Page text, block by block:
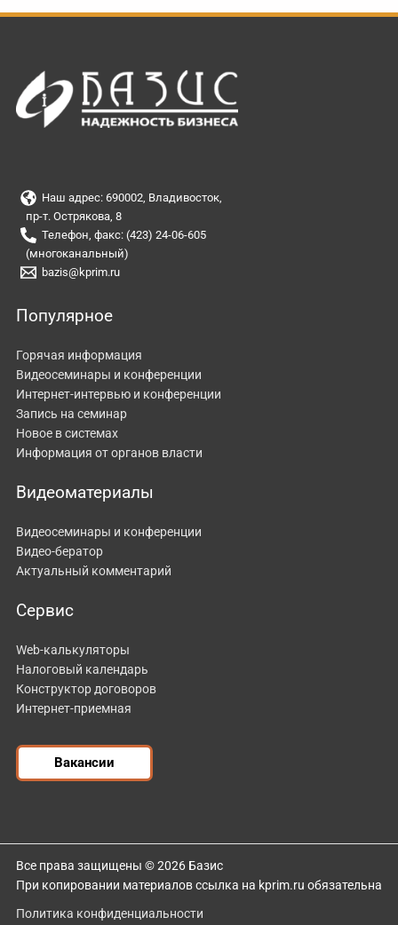
Наш адрес: 690002, Владивосток,
пр-т. Острякова, 8
Телефон, факс: (423) 24-06-605
(многоканальный)
bazis@kprim.ru
Популярное
Горячая информация
Видеосеминары и конференции
Интернет-интервью и конференции
Запись на семинар
Новое в системах
Информация от органов власти
Видеоматериалы
Видеосеминары и конференции
Видео-бератор
Актуальный комментарий
Сервис
Web-калькуляторы
Налоговый календарь
Конструктор договоров
Интернет-приемная
Вакансии
Все права защищены © 2026 Базис
При копировании материалов ссылка на kprim.ru обязательна
Политика конфиденциальности